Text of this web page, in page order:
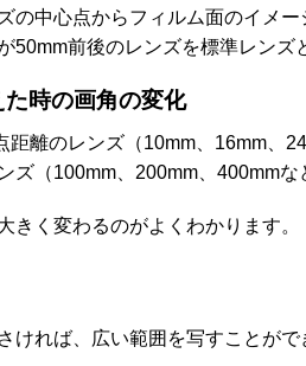
の中心点からフィルム面のイメ
50mm前後のレンズを標準レンズ
時の画角の変化
距離のレンズ（10mm、16mm、
ズ（100mm、200mm、400mmな
きく変わるのがよくわかります。
ければ、広い範囲を写すことがで